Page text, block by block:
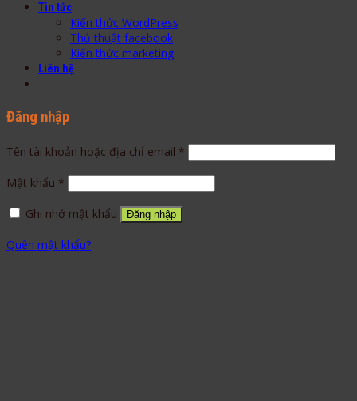
Tin tức
Kiến thức WordPress
Thủ thuật facebook
Kiến thức marketing
Liên hệ
Đăng nhập
Tên tài khoản hoặc địa chỉ email *
Mật khẩu *
Ghi nhớ mật khẩu Đăng nhập
Quên mật khẩu?